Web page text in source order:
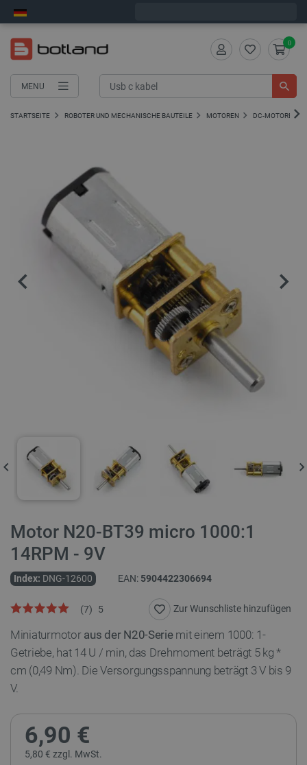
MENU
0
STARTSEITE ROBOTER UND MECHANISCHE BAUTEILE MOTOREN DC-MOTOREN
Motor N20-BT39 micro 1000:1
14RPM - 9V
Index: DNG-12600 EAN: 5904422306694
5
(7) Zur Wunschliste hinzufügen
Miniaturmotor aus der N20-Seriemit einem 1000: 1-
Getriebe, hat 14 U / min, das Drehmoment beträgt 5 kg *
cm (0,49 Nm). Die Versorgungsspannung beträgt 3 V bis 9
V.
6,90 €
5,80 € zzgl. MwSt.